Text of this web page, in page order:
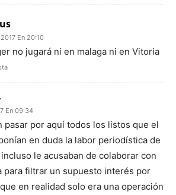
En 20:10
no jugará ni en malaga ni en Vitoria
En 09:34
pasar por aquí todos los listos que el
en duda la labor periodística de
le acusaban de colaborar con
para filtrar un supuesto interés por
en realidad solo era una operación